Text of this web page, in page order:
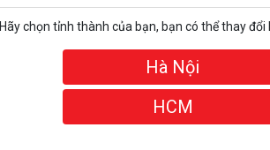
Hãy chọn tỉnh thành của bạn, bạn có thể thay đổi
Hà Nội
HCM